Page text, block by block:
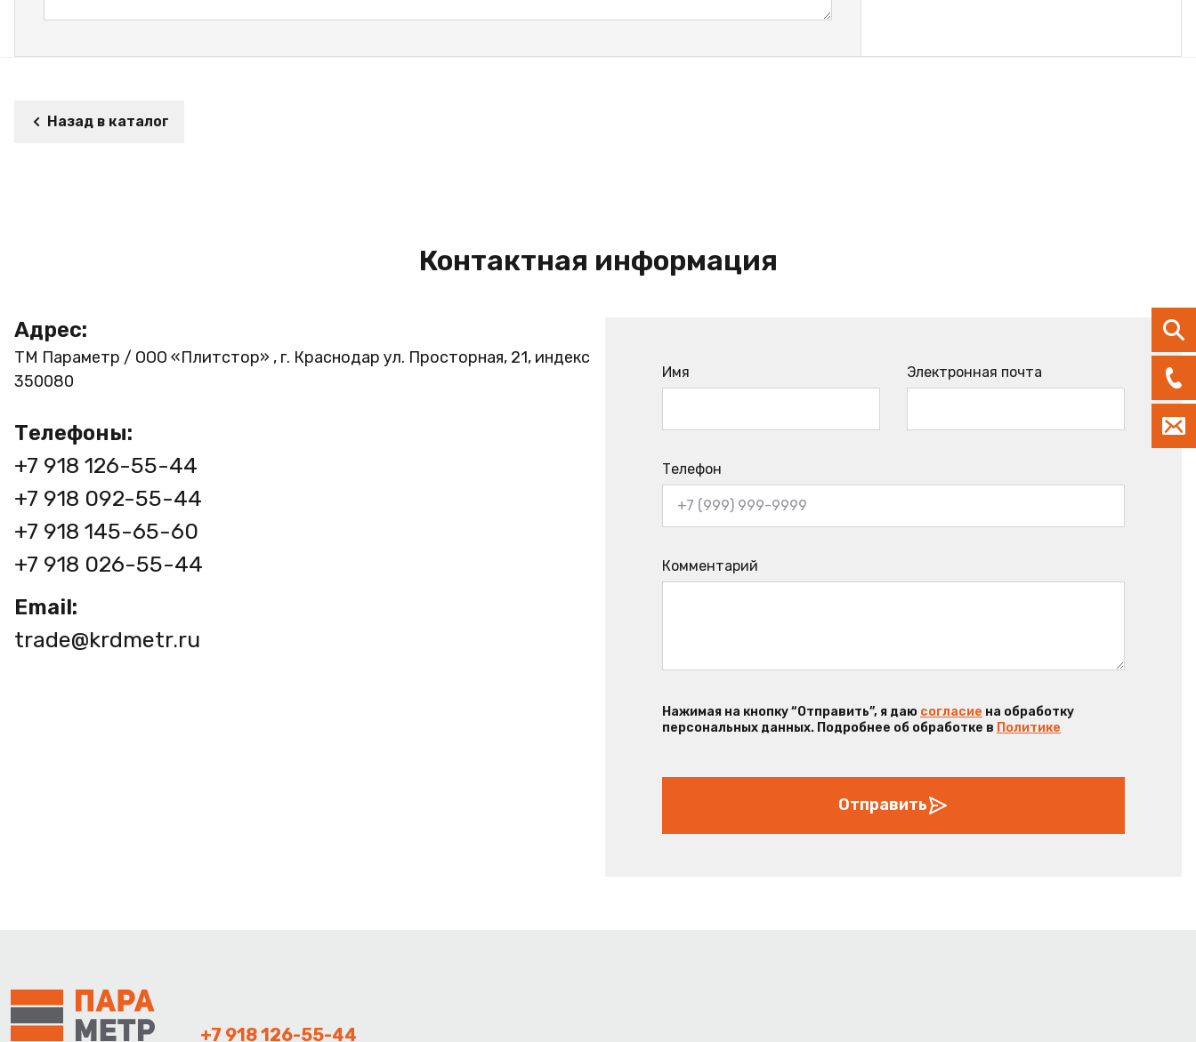
Назад в каталог
Контактная информация
Адрес:
ТМ Параметр / ООО «Плитстор» , г. Краснодар ул. Просторная, 21, индекс
350080
Телефоны:
+7 918 126-55-44
+7 918 092-55-44
+7 918 145-65-60
+7 918 026-55-44
Email:
trade@krdmetr.ru
Имя Электронная почта
Телефон
Комментарий
Нажимая на кнопку “Отправить”, я даю согласие на обработку
персональных данных. Подробнее об обработке в Политике
Отправить
+7 918 126-55-44